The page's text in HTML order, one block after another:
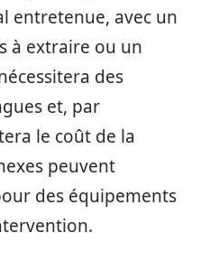
entretenue, avec un
à extraire ou un
des
et, par
le coût de la
peuvent
des équipements